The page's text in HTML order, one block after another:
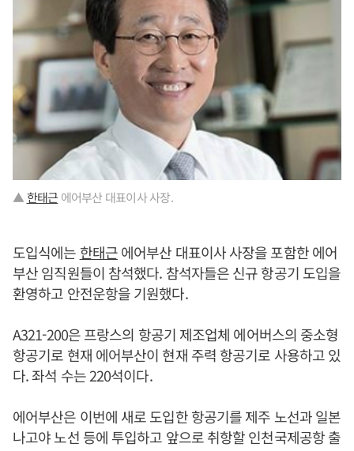
▲한태근 에어부산 대표이사 사장.
도입식에는 한태근에어부산 대표이사 사장을 포함한 에어
부산 임직원들이 참석했다. 참석자들은 신규 항공기 도입을
환영하고 안전운항을 기원했다.
A321-200은 프랑스의 항공기 제조업체 에어버스의 중소형
항공기로 현재 에어부산이 현재 주력 항공기로 사용하고 있
다. 좌석 수는 220석이다.
에어부산은 이번에 새로 도입한 항공기를 제주 노선과 일본
나고야 노선 등에 투입하고 앞으로 취항할 인천국제공항 출